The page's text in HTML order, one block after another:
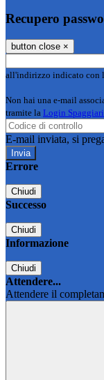
Recupero
button close ×
all'indirizzo indicato con
Non hai una e-mail
tramite la Login Spaggiari
E-mail inviata, si
Errore
Chiudi
Successo
Chiudi
Informazione
Chiudi
Attendere...
Attendere il